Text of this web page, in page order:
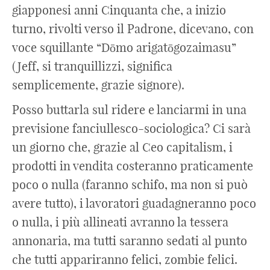
giapponesi anni Cinquanta che, a inizio
turno, rivolti verso il Padrone, dicevano, con
voce squillante “Dōmo arigatōgozaimasu”
(Jeff, si tranquillizzi, significa
semplicemente, grazie signore).
Posso buttarla sul ridere e lanciarmi in una
previsione fanciullesco-sociologica? Ci sarà
un giorno che, grazie al Ceo capitalism, i
prodotti in vendita costeranno praticamente
poco o nulla (faranno schifo, ma non si può
avere tutto), i lavoratori guadagneranno poco
o nulla, i più allineati avranno la tessera
annonaria, ma tutti saranno sedati al punto
che tutti appariranno felici, zombie felici.